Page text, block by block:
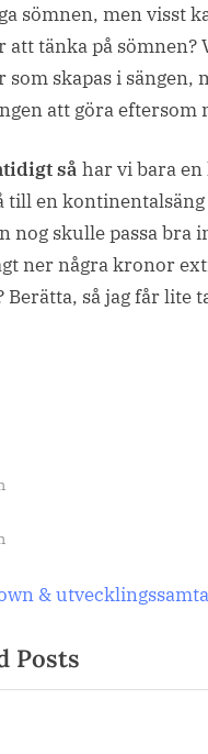
sömnen, men visst
att tänka på
som skapas i sängen,
att göra eftersom
så har vi bara en
till en kontinentalsäng
nog skulle passa bra
ner några kronor
Berätta, så jag får
&
Posts